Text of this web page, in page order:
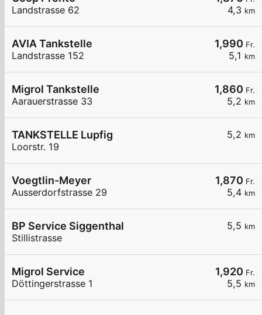
4,3 km
Landstrasse 62
1,990 Fr.
5,1 km
AVIA Tankstelle
Landstrasse 152
1,860 Fr.
5,2 km
Migrol Tankstelle
Aarauerstrasse 33
5,2 km
TANKSTELLE Lupfig
Loorstr. 19
1,870 Fr.
5,4 km
Voegtlin-Meyer
Ausserdorfstrasse 29
5,5 km
BP Service Siggenthal
Stillistrasse
1,920 Fr.
5,5 km
Migrol Service
Döttingerstrasse 1